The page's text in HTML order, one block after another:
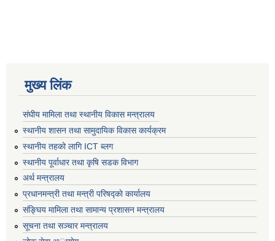
मुख्य लिंक
संघीय मामिला तथा स्थानीय विकास मन्त्रालय
स्थानीय शासन तथा सामुदायिक विकास कार्यक्रम
स्थानीय तहको लागि ICT ब्लग
स्थानीय पूर्वाधार तथा कृषि सडक विभाग
अर्थ मन्त्रालय
प्रधानमन्त्री तथा मन्त्री परिषद्काे कार्यालय
संङ्घिय मामिला तथा सामान्य प्रशासन मन्त्रालय
सूचना तथा सञ्चार मन्त्रालय